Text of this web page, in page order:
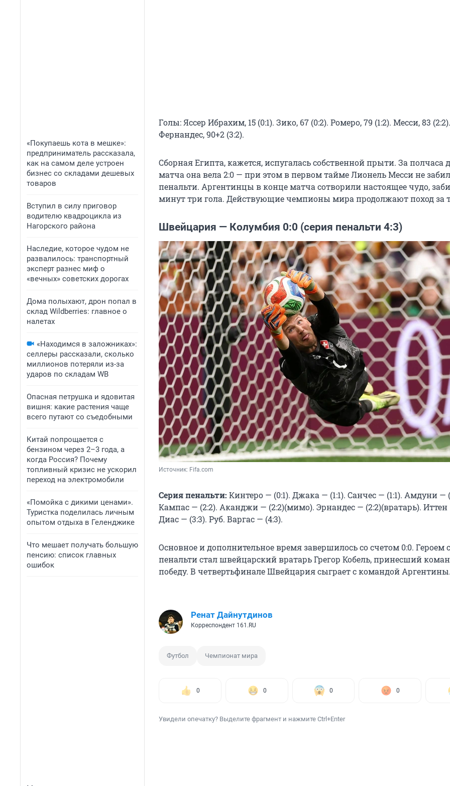
«Покупаешь кота в мешке»:
предприниматель рассказала,
как на самом деле устроен
бизнес со складами дешевых
товаров
Вступил в силу приговор
водителю квадроцикла из
Нагорского района
Наследие, которое чудом не
развалилось: транспортный
эксперт разнес миф о
«вечных» советских дорогах
Дома полыхают, дрон попал в
склад Wildberries: главное о
налетах
«Находимся в заложниках»:
селлеры рассказали, сколько
миллионов потеряли из-за
ударов по складам WB
Опасная петрушка и ядовитая
вишня: какие растения чаще
всего путают со съедобными
Китай попрощается с
бензином через 2–3 года, а
когда Россия? Почему
топливный кризис не ускорил
переход на электромобили
«Помойка с дикими ценами».
Туристка поделилась личным
опытом отдыха в Геленджике
Что мешает получать большую
пенсию: список главных
ошибок
Голы: Яссер Ибрахим, 15 (0:1). Зико, 67 (0:2). Ромеро, 79 (1:2). Месси, 83 (2:2).
Фернандес, 90+2 (3:2).
Сборная Египта, кажется, испугалась собственной прыти. За полчаса
матча она вела 2:0 — при этом в первом тайме Лионель Месси не забил
пенальти. Аргентинцы в конце матча сотворили настоящее чудо,
минут три гола. Действующие чемпионы мира продолжают поход за
Швейцария — Колумбия 0:0 (серия пенальти 4:3)
Источник: Fifa.сom
Серия пенальти: Кинтеро — (0:1). Джака — (1:1). Санчес — (1:1). Амдуни —
Кампас — (2:2). Аканджи — (2:2)(мимо). Эрнандес — (2:2)(вратарь). Иттен
Диас — (3:3). Руб. Варгас — (4:3).
Основное и дополнительное время завершилось со счетом 0:0. Героем
пенальти стал швейцарский вратарь Грегор Кобель, принесший
победу. В четвертьфинале Швейцария сыграет с командой
Ренат Дайнутдинов
Корреспондент 161.RU
Футбол Чемпионат мира
0 0 0 0
Увидели опечатку? Выделите фрагмент и нажмите Ctrl+Enter